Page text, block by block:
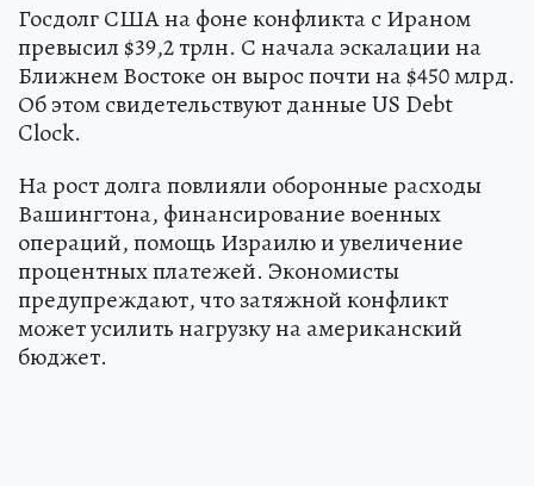
Госдолг США на фоне конфликта с Ираном
превысил $39,2 трлн. С начала эскалации на
Ближнем Востоке он вырос почти на $450 млрд.
Об этом свидетельствуют данные US Debt
Clock.
На рост долга повлияли оборонные расходы
Вашингтона, финансирование военных
операций, помощь Израилю и увеличение
процентных платежей. Экономисты
предупреждают, что затяжной конфликт
может усилить нагрузку на американский
бюджет.